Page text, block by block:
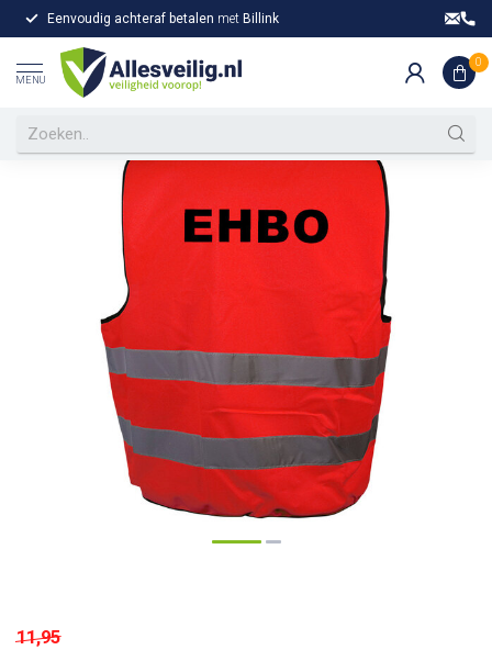
Eenvoudig achteraf betalen met Billink
MENU
0
Home / EHBO hesje rood
EHBO hesje rood
11,95